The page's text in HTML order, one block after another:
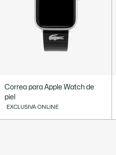
Correa para Apple Watch de
piel
EXCLUSIVA ONLINE